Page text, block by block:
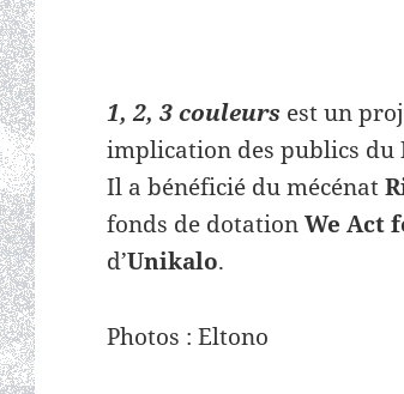
1, 2, 3 couleursest un
implication des publics du
Il a bénéficié du mécénat
fonds de dotationWe Act
d’Unikalo.
Photos : Eltono